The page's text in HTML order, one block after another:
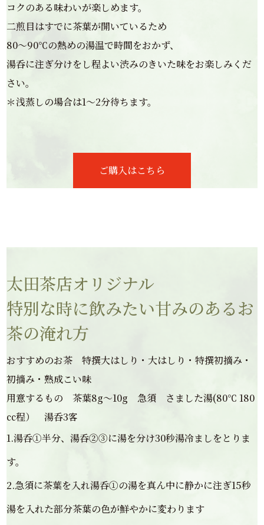
コクのある味わいが楽しめます。
二煎目はすでに茶葉が開いているため
80～90℃の熱めの湯温で時間をおかず、
湯呑に注ぎ分けをし程よい渋みのきいた味をお楽しみくだ
さい。
＊浅蒸しの場合は1～2分待ちます。
ご購入はこちら
太田茶店オリジナル
特別な時に飲みたい甘みのあるお
茶の淹れ方
おすすめのお茶 特撰大はしり・大はしり・特撰初摘み・
初摘み・熟成こい味
用意するもの 茶葉8g～10g 急須 さました湯(80℃ 180
㏄程） 湯呑3客
1.湯呑①半分、湯呑②③に湯を分け30秒湯冷ましをとりま
す。
2.急須に茶葉を入れ湯呑①の湯を真ん中に静かに注ぎ15秒
湯を入れた部分茶葉の色が鮮やかに変わります